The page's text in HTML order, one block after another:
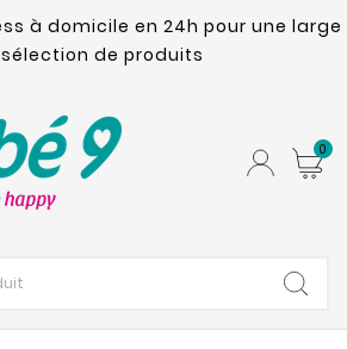
à domicile en 24h pour une large
sélection de produits
0